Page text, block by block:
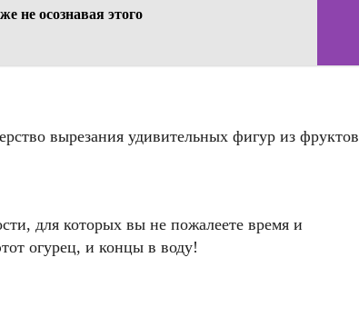
не осознавая этого
вырезания удивительных фигур из фруктов
для которых вы не пожалеете время и
огурец, и концы в воду!